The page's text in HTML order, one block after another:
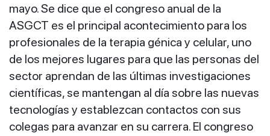
mayo. Se dice que el congreso anual de la
ASGCT es el principal acontecimiento para los
profesionales de la terapia génica y celular, uno
de los mejores lugares para que las personas del
sector aprendan de las últimas investigaciones
científicas, se mantengan al día sobre las nuevas
tecnologías y establezcan contactos con sus
colegas para avanzar en su carrera. El congreso